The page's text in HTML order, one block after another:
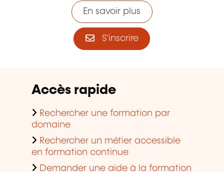
En savoir plus
S'inscrire
Accès rapide
Rechercher une formation par
domaine
Rechercher un métier accessible
en formation continue
Demander une aide à la formation